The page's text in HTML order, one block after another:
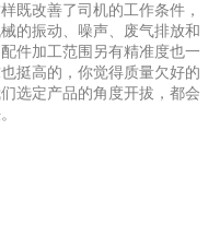
既改善了司机的工作条件，
的振动、噪声、废气排放和
件加工范围另有精准度也一
挺高的，你觉得质量欠好的
选定产品的角度开拔，都会